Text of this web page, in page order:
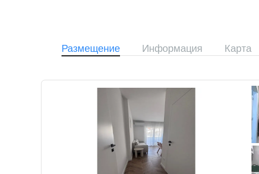
Размещение Информация Карта